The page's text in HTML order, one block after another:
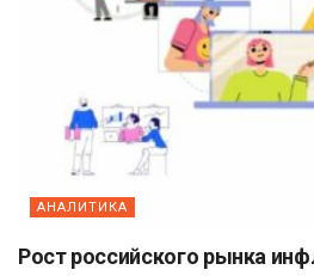
АНАЛИТИКА
Рост российского рынка